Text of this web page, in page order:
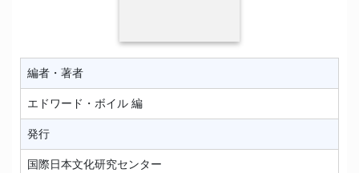
編者・著者
エドワード・ボイル 編
発行
国際日本文化研究センター